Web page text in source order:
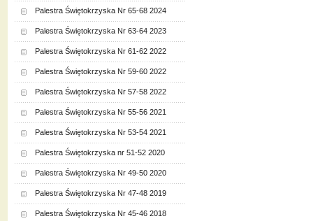
Palestra Świętokrzyska Nr 65-68 2024
Palestra Świętokrzyska Nr 63-64 2023
Palestra Świętokrzyska Nr 61-62 2022
Palestra Świętokrzyska Nr 59-60 2022
Palestra Świętokrzyska Nr 57-58 2022
Palestra Świętokrzyska Nr 55-56 2021
Palestra Świętokrzyska Nr 53-54 2021
Palestra Świętokrzyska nr 51-52 2020
Palestra Świętokrzyska Nr 49-50 2020
Palestra Świętokrzyska Nr 47-48 2019
Palestra Świętokrzyska Nr 45-46 2018